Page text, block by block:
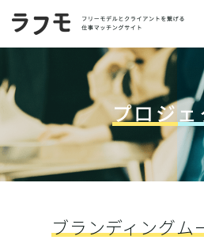
プロジェ
ブランディングム